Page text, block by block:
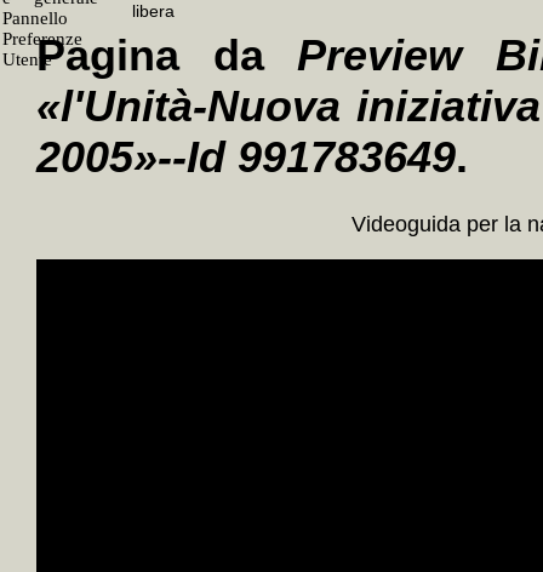
Pagina da Preview
«l'Unità-Nuova
2005»--Id 991783649.
Videoguida per la